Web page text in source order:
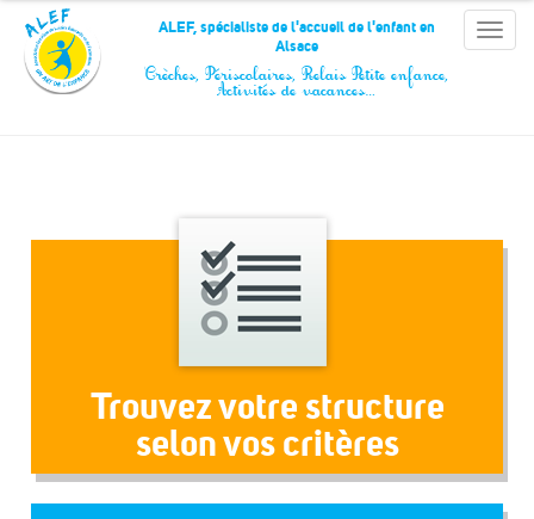
Panneau de gestion des cookies
Toggle
ALEF, spécialiste de l'accueil de l'enfant en
Alsace
Crèches, Périscolaires, Relais Petite enfance,
Activités de vacances…
Trouvez votre structure
selon vos critères